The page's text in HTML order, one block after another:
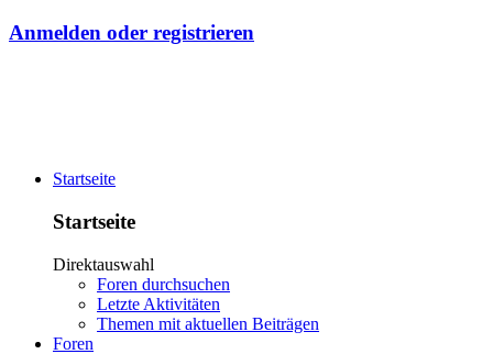
Anmelden oder registrieren
Startseite
Startseite
Direktauswahl
Foren durchsuchen
Letzte Aktivitäten
Themen mit aktuellen Beiträgen
Foren